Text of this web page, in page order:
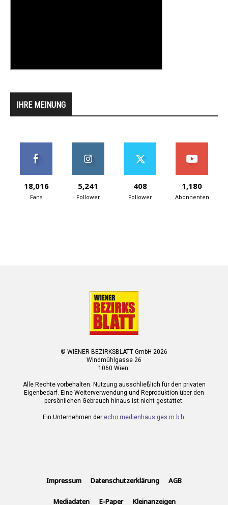
IHRE MEINUNG
18,016
Fans
5,241
Follower
408
Follower
1,180
Abonnenten
© WIENER BEZIRKSBLATT GmbH 2026
Windmühlgasse 26
1060 Wien.
Alle Rechte vorbehalten. Nutzung ausschließlich für den privaten
Eigenbedarf. Eine Weiterverwendung und Reproduktion über den
persönlichen Gebrauch hinaus ist nicht gestattet.
Ein Unternehmen der echo medienhaus ges.m.b.h.
Impressum Datenschutzerklärung AGB
Mediadaten E-Paper Kleinanzeigen